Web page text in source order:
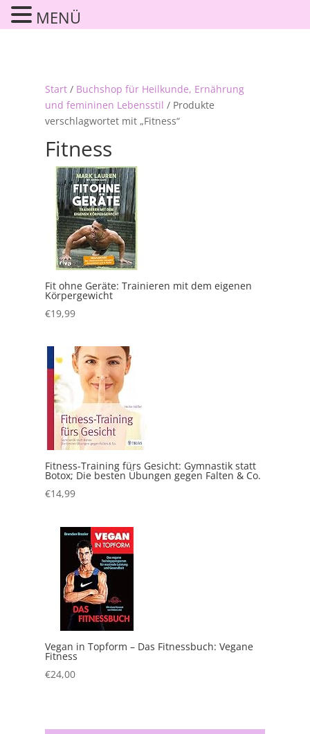
Start/ Buchshop für Heilkunde, Ernährung
und femininen Lebensstil / Produkte
verschlagwortet mit „Fitness“
Fitness
Fit ohne Geräte: Trainieren mit dem eigenen
Körpergewicht
€19,99
Fitness-Training fürs Gesicht: Gymnastik statt
Botox; Die besten Übungen gegen Falten & Co.
€14,99
Vegan in Topform – Das Fitnessbuch: Vegane
Fitness
€24,00
MENÜ